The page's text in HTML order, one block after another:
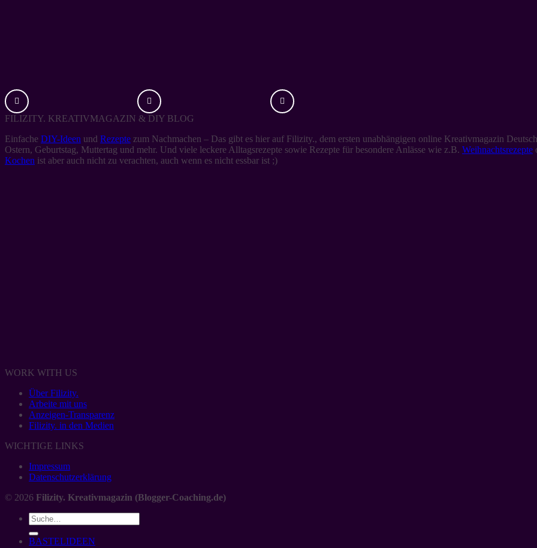
FILIZITY. KREATIVMAGAZIN & DIY BLOG
Einfache DIY-Ideen und Rezepte zum Nachmachen – Das gibt es hier auf Filizity., dem ersten unabhängigen online Kreativmagazin
Ostern, Geburtstag, Muttertag und mehr. Und viele leckere Alltagsrezepte sowie Rezepte für besondere Anlässe wie z.B. Weihnachtsrezepte
Kochen ist aber auch nicht zu verachten, auch wenn es nicht essbar ist ;)
WORK WITH US
Über Filizity.
Arbeite mit uns
Anzeigen-Transparenz
Filizity. in den Medien
WICHTIGE LINKS
Impressum
Datenschutzerklärung
© 2026 Filizity. Kreativmagazin (Blogger-Coaching.de)
BASTELIDEEN